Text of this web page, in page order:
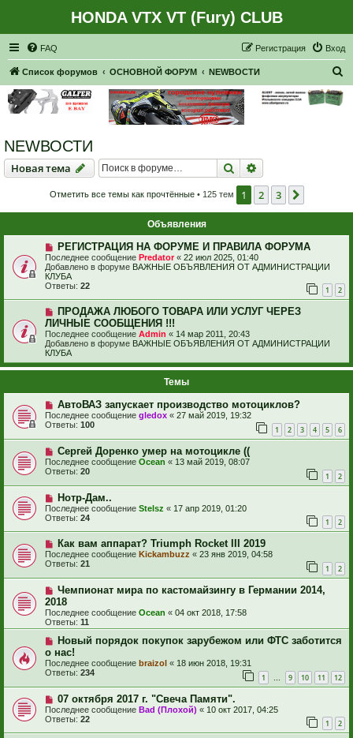
HONDA VTX VT (Fury) CLUB
FAQ Вход
Регистрация
Список форумов ОСНОВНОЙ ФОРУМ NEWВОСТИ
NEWВОСТИ
Новая тема
Новаятема Поиск
Отметить все темы как прочтённые• 125 тем 1 2 3
Объявления
РЕГИСТРАЦИЯ НА ФОРУМЕ И ПРАВИЛА ФОРУМА
Последнее сообщение Predator« 22 июл 2025, 01:40
Добавлено в форуме ВАЖНЫЕ ОБЪЯВЛЕНИЯ ОТ АДМИНИСТРАЦИИ
КЛУБА
Ответы: 22 1 2
ПРОДАЖА ЛЮБОГО ТОВАРА ИЛИ УСЛУГ ЧЕРЕЗ
ЛИЧНЫЕ СООБЩЕНИЯ !!!
Последнее сообщение Admin « 14 мар 2011, 20:43
Добавлено в форуме ВАЖНЫЕ ОБЪЯВЛЕНИЯ ОТ АДМИНИСТРАЦИИ
КЛУБА
Темы
АвтоВАЗ запускает производство мотоциклов?
Последнее сообщение gledox « 27 май 2019, 19:32
Ответы: 100 1 2 3 4 5 6
Сергей Доренко умер на мотоцикле ((
Последнее сообщение Ocean « 13 май 2019, 08:07
Ответы: 20 1 2
Нотр-Дам..
Последнее сообщение Stelsz « 17 апр 2019, 01:20
Ответы: 24 1 2
Как вам аппарат? Triumph Rocket III 2019
Последнее сообщение Kickambuzz « 23 янв 2019, 04:58
Ответы: 21 1 2
Чемпионат мира по кастомайзингу в Германии 2014,
2018
Последнее сообщение Ocean « 04 окт 2018, 17:58
Ответы: 11
Новый порядок покупок зарубежом или ФТС заботится
о нас!
Последнее сообщение braizol « 18 июн 2018, 19:31
Ответы: 234 1 … 9 10 11 12
07 октября 2017 г. "Свеча Памяти".
Последнее сообщение Bad (Плохой) « 10 окт 2017, 04:25
Ответы: 22 1 2